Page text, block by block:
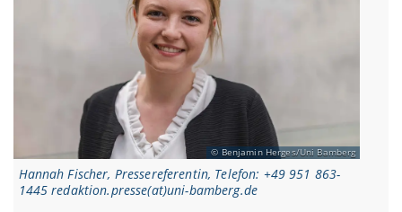
Benjamin Herges/Uni Bamberg
Hannah Fischer, Pressereferentin, Telefon: +49 951 863-
1445 redaktion.presse(at)uni-bamberg.de